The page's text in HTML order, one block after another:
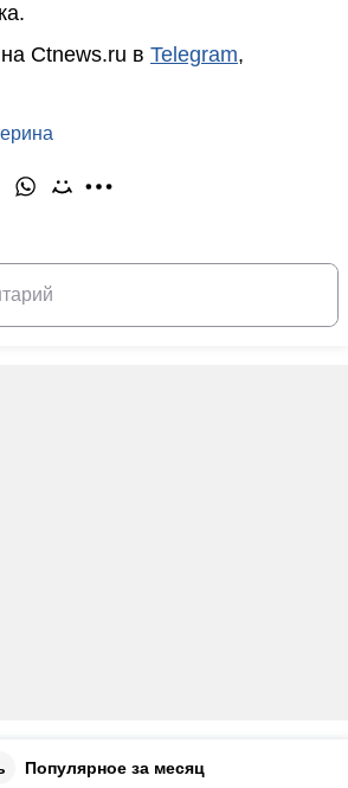
Ctnews.ru в Telegram,
Популярное за месяц